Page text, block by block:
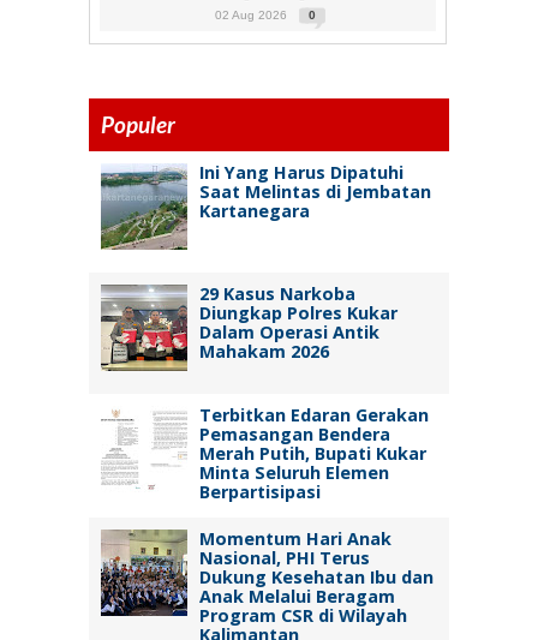
02 Aug 2026 0
Populer
Ini Yang Harus Dipatuhi
Saat Melintas di Jembatan
Kartanegara
29 Kasus Narkoba
Diungkap Polres Kukar
Dalam Operasi Antik
Mahakam 2026
Terbitkan Edaran Gerakan
Pemasangan Bendera
Merah Putih, Bupati Kukar
Minta Seluruh Elemen
Berpartisipasi
Momentum Hari Anak
Nasional, PHI Terus
Dukung Kesehatan Ibu dan
Anak Melalui Beragam
Program CSR di Wilayah
Kalimantan